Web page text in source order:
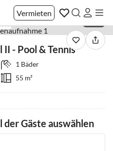
Vermieten
- Pool & Tennis
1 Bäder
55 m²
Gäste auswählen